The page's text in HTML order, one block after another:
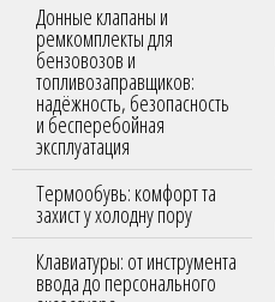
Донные клапаны и
ремкомплекты для
бензовозов и
топливозаправщиков:
надёжность, безопасность
и бесперебойная
эксплуатация
Термообувь: комфорт та
захист у холодну пору
Клавиатуры: от инструмента
ввода до персонального